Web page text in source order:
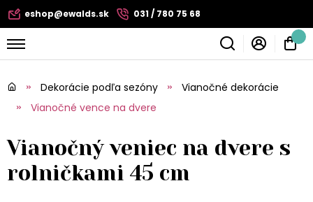
eshop@ewalds.sk 031 / 780 75 68
Dekorácie podľa sezóny
Vianočné dekorácie
Vianočné vence na dvere
Vianočný veniec na dvere s
rolničkami 45 cm